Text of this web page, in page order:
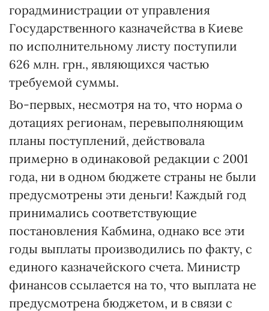
горадминистрации от управления
Государственного казначейства в Киеве
по исполнительному листу поступили
626 млн. грн., являющихся частью
требуемой суммы.
Во-первых, несмотря на то, что норма о
дотациях регионам, перевыполняющим
планы поступлений, действовала
примерно в одинаковой редакции с 2001
года, ни в одном бюджете страны не были
предусмотрены эти деньги! Каждый год
принимались соответствующие
постановления Кабмина, однако все эти
годы выплаты производились по факту, с
единого казначейского счета. Министр
финансов ссылается на то, что выплата не
предусмотрена бюджетом, и в связи с